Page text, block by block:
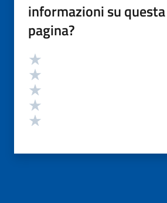
informazioni su questa
pagina?
Valutazione